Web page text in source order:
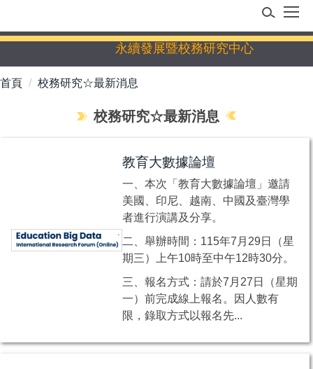
主
內
永續發展暨校務研究中心
首頁 校務研究☆最新消息
校務研究☆最新消息
教育大數據論壇
一、本次「教育大數據論壇」邀請
美國、印尼、越南、中國及臺灣學
者進行演講及分享。
二、舉辦時間：115年7月29日（星
期三）上午10時至中午12時30分。
三、報名方式：請於7月27日（星期
一）前完成線上報名。因人數有
限，錄取方式以報名先...